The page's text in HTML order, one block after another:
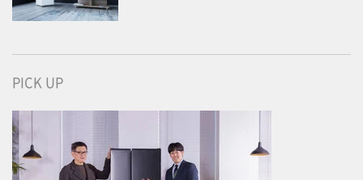
PICK UP